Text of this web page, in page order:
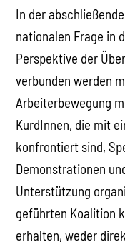
In der
nationalen Frage in
Perspektive der
verbunden werden
Arbeiterbewegung
KurdInnen, die mit
konfrontiert sind,
Demonstrationen
Unterstützung
geführten Koalition
erhalten, weder